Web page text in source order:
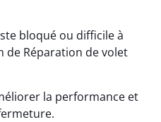
bloqué ou difficile à
Réparation de volet
la performance et